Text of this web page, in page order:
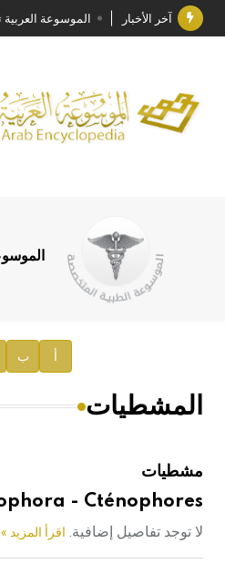
آخر الأخبار الموسوعة العربية
جائزة مجمع الملك
الأستاذ إياد خالد
السيد محمد
توصيات مجلس
صدور المجلد
إعلان..
هيئة الموسوعة
أ ب
المشطيات
مشطيات
- Cténophores
لا توجد تفاصيل إضافية. اقرأ المزيد »